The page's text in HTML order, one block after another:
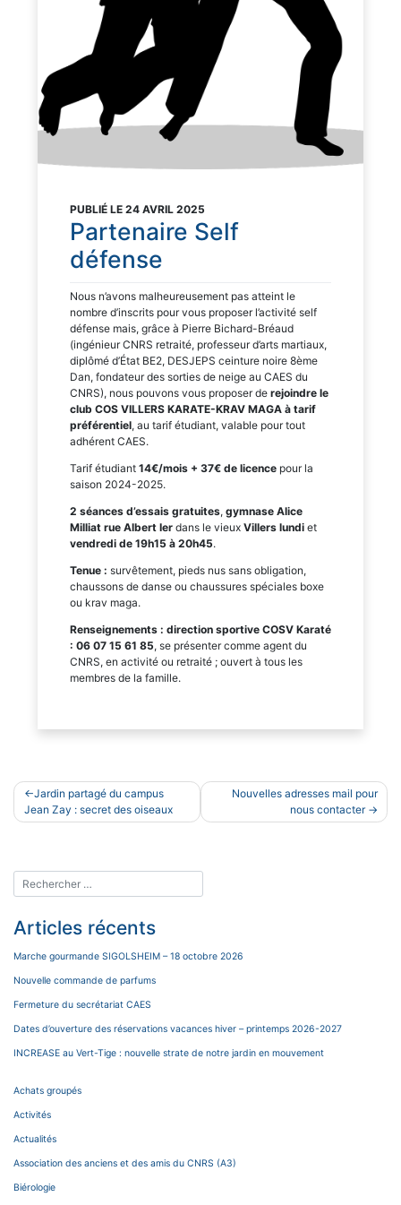
PUBLIÉ LE 24 AVRIL 2025
Partenaire Self
défense
Nous n’avons malheureusement pas atteint le
nombre d’inscrits pour vous proposer l’activité self
défense mais, grâce à Pierre Bichard-Bréaud
(ingénieur CNRS retraité, professeur d’arts martiaux,
diplômé d’État BE2, DESJEPS ceinture noire 8ème
Dan, fondateur des sorties de neige au CAES du
CNRS), nous pouvons vous proposer de rejoindre le
club COS VILLERS KARATE-KRAV MAGA à tarif
préférentiel, au tarif étudiant, valable pour tout
adhérent CAES.
Tarif étudiant 14€/mois + 37€ de licence pour la
saison 2024-2025.
2 séances d’essais gratuites, gymnase Alice
Milliat rue Albert Ier dans le vieux Villers lundi et
vendredi de 19h15 à 20h45.
Tenue : survêtement, pieds nus sans obligation,
chaussons de danse ou chaussures spéciales boxe
ou krav maga.
Renseignements : direction sportive COSV Karaté
: 06 07 15 61 85, se présenter comme agent du
CNRS, en activité ou retraité ; ouvert à tous les
membres de la famille.
Navigation
de
Jardin partagé du campus
Jean Zay : secret des oiseaux
Nouvelles adresses mail pour
nous contacter
Articles récents
Marche gourmande SIGOLSHEIM – 18 octobre 2026
Nouvelle commande de parfums
Fermeture du secrétariat CAES
Dates d’ouverture des réservations vacances hiver – printemps 2026-2027
INCREASE au Vert-Tige : nouvelle strate de notre jardin en mouvement
Achats groupés
Activités
Actualités
Association des anciens et des amis du CNRS (A3)
Biérologie